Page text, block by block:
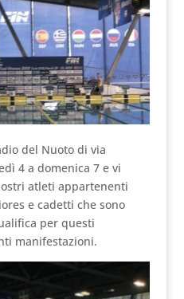
del Nuoto di via
4 a domenica 7 e vi
atleti appartenenti
e cadetti che sono
per questi
manifestazioni.